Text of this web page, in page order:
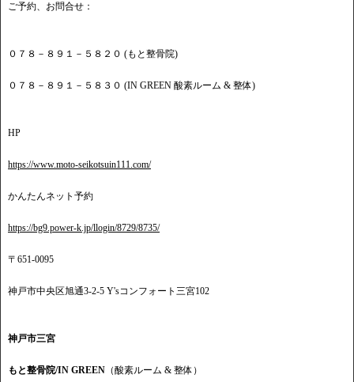
ご予約、お問合せ：
０７８－８９１－５８２０ (もと整骨院)
０７８－８９１－５８３０ (IN GREEN 酸素ルーム & 整体)
HP
https://www.moto-seikotsuin111.com/
かんたんネット予約
https://bg9.power-k.jp/llogin/8729/8735/
〒651-0095
神戸市中央区旭通3-2-5 Y'sコンフォート三宮102
神戸市三宮
もと整骨院/IN GREEN （酸素ルーム & 整体）